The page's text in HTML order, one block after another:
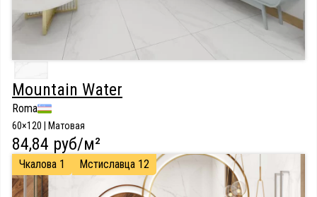
Mountain Water
Roma
60×120 | Матовая
84,84 руб/м²
Чкалова 1 Мстиславца 12